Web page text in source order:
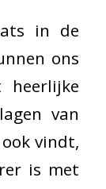
in de
ons
heerlijke
van
vindt,
is met